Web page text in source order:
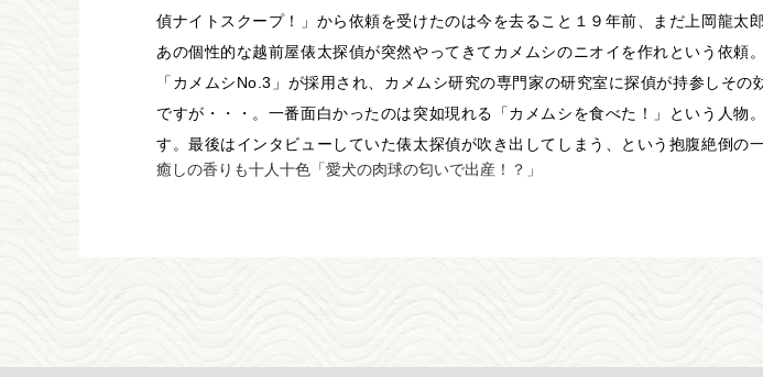
偵ナイトスクープ！」から依頼を受けたのは今を去ること１９年前、まだ上岡龍太
あの個性的な越前屋俵太探偵が突然やってきてカメムシのニオイを作れという依
「カメムシNo.3」が採用され、カメムシ研究の専門家の研究室に探偵が持参しそ
ですが・・・。一番面白かったのは突如現れる「カメムシを食べた！」という人
す。最後はインタビューしていた俵太探偵が吹き出してしまう、という抱腹絶倒の
癒しの香りも十人十色「愛犬の肉球の匂いで出産！？」